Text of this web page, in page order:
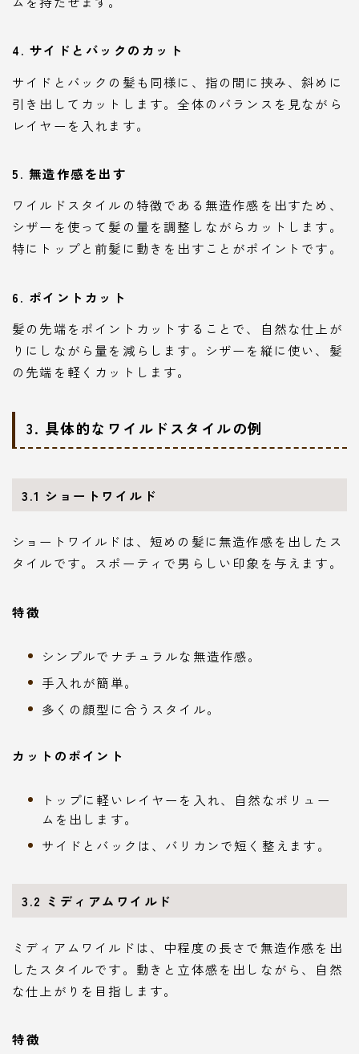
4. サイドとバックのカット
サイドとバックの髪も同様に、指の間に挟み、斜めに
引き出してカットします。全体のバランスを見ながら
レイヤーを入れます。
5. 無造作感を出す
ワイルドスタイルの特徴である無造作感を出すため、
シザーを使って髪の量を調整しながらカットします。
特にトップと前髪に動きを出すことがポイントです。
6. ポイントカット
髪の先端をポイントカットすることで、自然な仕上が
りにしながら量を減らします。シザーを縦に使い、髪
の先端を軽くカットします。
3. 具体的なワイルドスタイルの例
3.1 ショートワイルド
ショートワイルドは、短めの髪に無造作感を出したス
タイルです。スポーティで男らしい印象を与えます。
特徴
シンプルでナチュラルな無造作感。
手入れが簡単。
多くの顔型に合うスタイル。
カットのポイント
トップに軽いレイヤーを入れ、自然なボリュー
ムを出します。
サイドとバックは、バリカンで短く整えます。
3.2 ミディアムワイルド
ミディアムワイルドは、中程度の長さで無造作感を出
したスタイルです。動きと立体感を出しながら、自然
な仕上がりを目指します。
特徴